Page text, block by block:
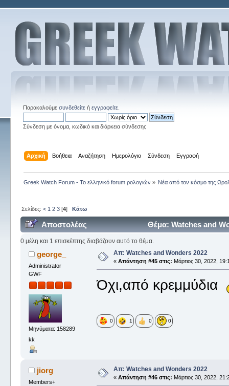
Παρακαλούμε συνδεθείτεή εγγραφείτε.
Σύνδεση με όνομα, κωδικό και διάρκεια σύνδεσης
Αρχική Βοήθεια Αναζήτηση Ημερολόγιο Σύνδεση Εγγραφή
Greek Watch Forum - Το ελληνικό forum ρολογιών » Νέα από τον κόσμο της
Σελίδες: < 1 2 3[4] Κάτω
Αποστολέας Θέμα: Watches and
0 μέλη και 1 επισκέπτης διαβάζουν αυτό το θέμα.
george_
Administrator
GWF
Μηνύματα: 158289
kk
Απ: Watches and Wonders 2022
« Απάντηση #45 στις: Μάρτιος 30, 2022,
Όχι,από κρεμμύδια
0 1 0 0
jiorg
Members+
Απ: Watches and Wonders 2022
« Απάντηση #46 στις: Μάρτιος 30, 2022,